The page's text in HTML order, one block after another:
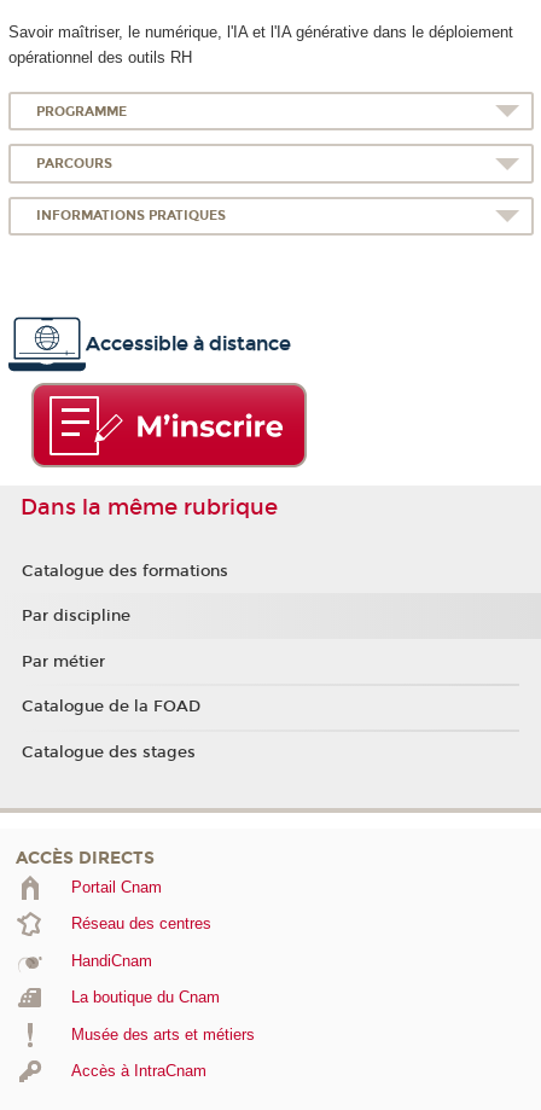
Savoir maîtriser, le numérique, l'IA et l'IA générative dans le déploiement
opérationnel des outils RH
PROGRAMME
PARCOURS
INFORMATIONS PRATIQUES
Accessible à distance
Dans la même rubrique
Catalogue des formations
Par discipline
Par métier
Catalogue de la FOAD
Catalogue des stages
ACCÈS DIRECTS
Portail Cnam
Réseau des centres
HandiCnam
La boutique du Cnam
Musée des arts et métiers
Accès à IntraCnam